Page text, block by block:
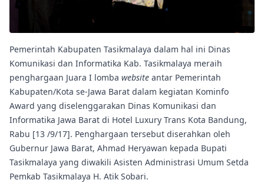
Pemerintah Kabupaten Tasikmalaya dalam hal ini Dinas
Komunikasi dan Informatika Kab. Tasikmalaya meraih
penghargaan Juara I lomba website antar Pemerintah
Kabupaten/Kota se-Jawa Barat dalam kegiatan Kominfo
Award yang diselenggarakan Dinas Komunikasi dan
Informatika Jawa Barat di Hotel Luxury Trans Kota Bandung,
Rabu [13 /9/17]. Penghargaan tersebut diserahkan oleh
Gubernur Jawa Barat, Ahmad Heryawan kepada Bupati
Tasikmalaya yang diwakili Asisten Administrasi Umum Setda
Pemkab Tasikmalaya H. Atik Sobari.